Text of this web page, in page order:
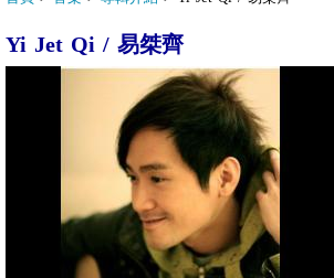
Yi Jet Qi / 易桀齊